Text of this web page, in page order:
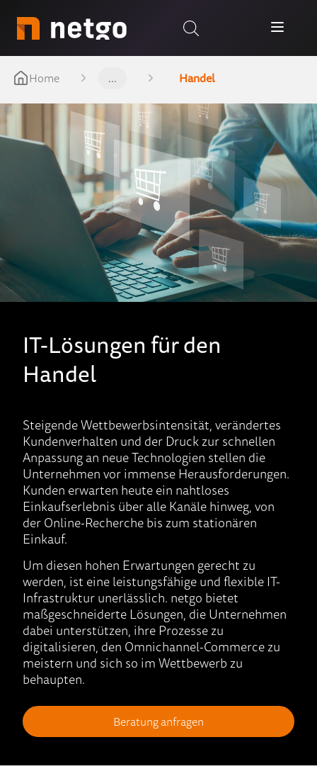
Home ... Handel
IT-Lösungen für den
Handel
Steigende Wettbewerbsintensität, verändertes
Kundenverhalten und der Druck zur schnellen
Anpassung an neue Technologien stellen die
Unternehmen vor immense Herausforderungen.
Kunden erwarten heute ein nahtloses
Einkaufserlebnis über alle Kanäle hinweg, von
der Online-Recherche bis zum stationären
Einkauf.
Um diesen hohen Erwartungen gerecht zu
werden, ist eine leistungsfähige und flexible IT-
Infrastruktur unerlässlich. netgo bietet
maßgeschneiderte Lösungen, die Unternehmen
dabei unterstützen, ihre Prozesse zu
digitalisieren, den Omnichannel-Commerce zu
meistern und sich so im Wettbewerb zu
behaupten.
Beratung anfragen